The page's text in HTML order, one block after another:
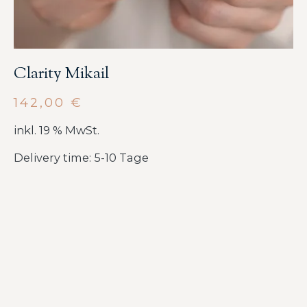
Clarity Mikail
142,00 €
inkl. 19 % MwSt.
Delivery time: 5-10 Tage